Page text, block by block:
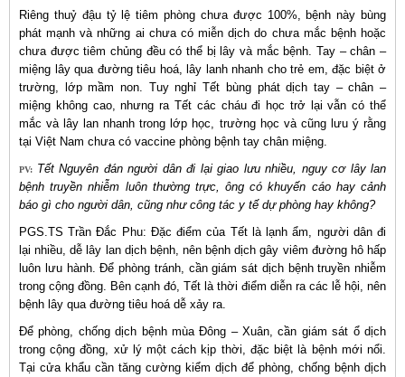
Riêng thuỷ đậu tỷ lệ tiêm phòng chưa được 100%, bệnh này bùng
phát mạnh và những ai chưa có miễn dịch do chưa mắc bệnh hoặc
chưa được tiêm chủng đều có thể bị lây và mắc bệnh. Tay – chân –
miệng lây qua đường tiêu hoá, lây lanh nhanh cho trẻ em, đặc biệt ở
trường, lớp mầm non. Tuy nghỉ Tết bùng phát dịch tay – chân –
miệng không cao, nhưng ra Tết các cháu đi học trở lại vẫn có thể
mắc và lây lan nhanh trong lớp học, trường học và cũng lưu ý rằng
tại Việt Nam chưa có vaccine phòng bệnh tay chân miệng.
PV: Tết Nguyên đán người dân đi lại giao lưu nhiều, nguy cơ lây lan
bệnh truyền nhiễm luôn thường trực, ông có khuyến cáo hay cảnh
báo gì cho người dân, cũng như công tác y tế dự phòng hay không?
PGS.TS Trần Đắc Phu: Đặc điểm của Tết là lạnh ẩm, người dân đi
lại nhiều, dễ lây lan dịch bệnh, nên bệnh dịch gây viêm đường hô hấp
luôn lưu hành. Để phòng tránh, cần giám sát dịch bệnh truyền nhiễm
trong cộng đồng. Bên cạnh đó, Tết là thời điểm diễn ra các lễ hội, nên
bệnh lây qua đường tiêu hoá dễ xảy ra.
Để phòng, chống dịch bệnh mùa Đông – Xuân, cần giám sát ổ dịch
trong cộng đồng, xử lý một cách kịp thời, đặc biệt là bệnh mới nổi.
Tại cửa khẩu cần tăng cường kiểm dịch để phòng, chống bệnh dịch